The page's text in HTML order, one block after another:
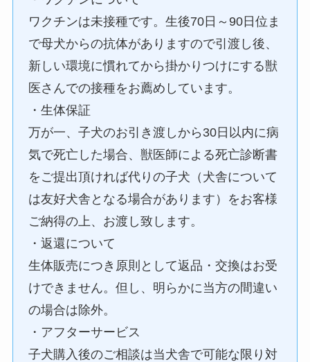
ワクチンは未接種です。生後70日～90日位ま
で母犬からの抗体がありますので引渡し後、
新しい環境に慣れてから掛かりつけにする獣
医さんでの接種をお薦めしています。
・生体保証
万が一、子犬のお引き渡しから30日以内に病
気で死亡した場合、獣医師による死亡診断書
をご提出頂ければ代りの子犬（犬舎について
は友好犬舎となる場合があります）をお客様
ご納得の上、お渡し致します。
・返還について
生体販売につき原則として返品・交換はお受
けできません。但し、明らかに当方の間違い
の場合は除外。
・アフターサービス
子犬購入後のご相談は当犬舎で可能な限り対